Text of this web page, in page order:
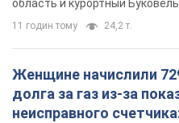
область и курортный Буковель
11 годин тому 24,2 т.
Женщине начислили
долга за газ из-за
неисправного